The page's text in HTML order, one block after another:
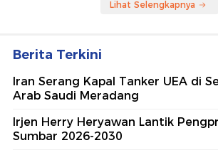
Lihat Selengkapnya
Berita Terkini
Iran Serang Kapal Tanker UEA di
Arab Saudi Meradang
Irjen Herry Heryawan Lantik
Sumbar 2026-2030